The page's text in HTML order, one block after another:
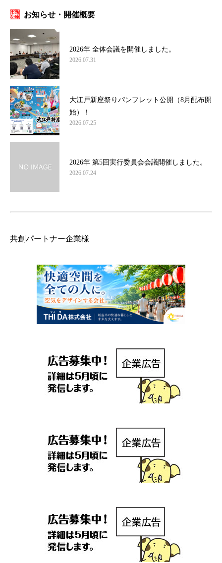
お知らせ・開催概要
2026年 全体会議を開催しました。
2026.07.31
大江戸新座祭りパンフレット公開（8月配布開
始）！
2026.07.25
2026年 第5回実行委員会会議開催しました。
2026.07.24
共創パートナー企業様